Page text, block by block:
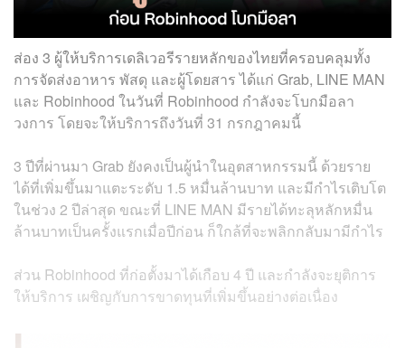
ส่อง 3 ผู้ให้บริการเดลิเวอรีรายหลักของไทยที่ครอบคลุมทั้ง
การจัดส่งอาหาร พัสดุ และผู้โดยสาร ได้แก่ Grab, LINE MAN
และ Robinhood ในวันที่ Robinhood กำลังจะโบกมือลา
วงการ โดยจะให้บริการถึงวันที่ 31 กรกฎาคมนี้
3 ปีที่ผ่านมา Grab ยังคงเป็นผู้นำในอุตสาหกรรมนี้ ด้วยราย
ได้ที่เพิ่มขึ้นมาแตะระดับ 1.5 หมื่นล้านบาท และมีกำไรเติบโต
ในช่วง 2 ปีล่าสุด ขณะที่ LINE MAN มีรายได้ทะลุหลักหมื่น
ล้านบาทเป็นครั้งแรกเมื่อปีก่อน ก็ใกล้ที่จะพลิกกลับมามีกำไร
ส่วน Robinhood ที่ก่อตั้งมาได้เกือบ 4 ปี และกำลังจะยุติการ
ให้บริการ เผชิญกับการขาดทุนที่เพิ่มขึ้นอย่างต่อเนื่อง